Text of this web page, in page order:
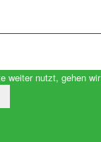
weiter nutzt, gehen wir